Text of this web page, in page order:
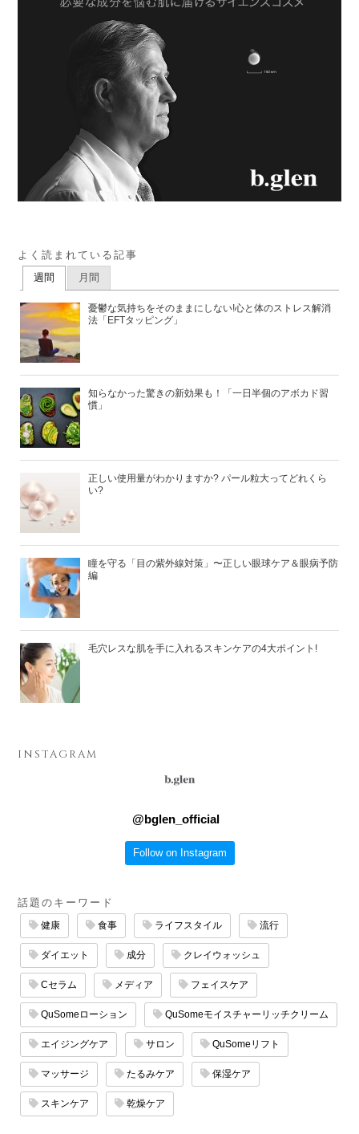
よく読まれている記事
週間 月間
憂鬱な気持ちをそのままにしない!心と体のストレス解消
法「EFTタッピング」
知らなかった驚きの新効果も！「一日半個のアボカド習
慣」
正しい使用量がわかりますか? パール粒大ってどれくら
い?
瞳を守る「目の紫外線対策」〜正しい眼球ケア＆眼病予防
編
毛穴レスな肌を手に入れるスキンケアの4大ポイント!
INSTAGRAM
@ bglen_official
Follow on Instagram
話題のキーワード
健康 食事 ライフスタイル 流行
ダイエット 成分 クレイウォッシュ
Cセラム メディア フェイスケア
QuSomeローション QuSomeモイスチャーリッチクリーム
エイジングケア サロン QuSomeリフト
マッサージ たるみケア 保湿ケア
スキンケア 乾燥ケア